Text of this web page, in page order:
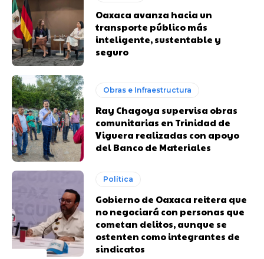
Oaxaca avanza hacia un
transporte público más
inteligente, sustentable y
seguro
Obras e Infraestructura
Ray Chagoya supervisa obras
comunitarias en Trinidad de
Viguera realizadas con apoyo
del Banco de Materiales
Política
Gobierno de Oaxaca reitera que
no negociará con personas que
cometan delitos, aunque se
ostenten como integrantes de
sindicatos